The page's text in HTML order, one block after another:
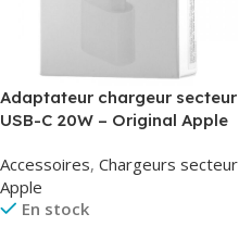
Adaptateur chargeur secteur
USB-C 20W – Original Apple
Original
Accessoires, Chargeurs secteur
Apple
En stock